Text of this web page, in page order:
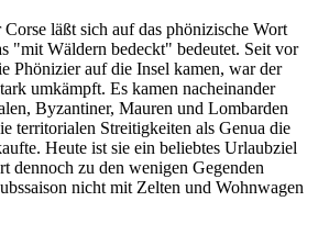
läßt sich auf das phönizische Wort
"mit Wäldern bedeckt" bedeutet. Seit vor
Phönizier auf die Insel kamen, war der
umkämpft. Es kamen nacheinander
Byzantiner, Mauren und Lombarden
territorialen Streitigkeiten als Genua die
Heute ist sie ein beliebtes Urlaubziel
dennoch zu den wenigen Gegenden
nicht mit Zelten und Wohnwagen